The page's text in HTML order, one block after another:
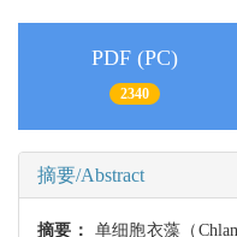
PDF (PC)
2340
摘要/Abstract
摘要： 单细胞衣藻（